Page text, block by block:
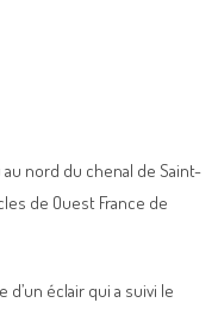
nord du chenal de Saint-
de Ouest France de
éclair qui a suivi le